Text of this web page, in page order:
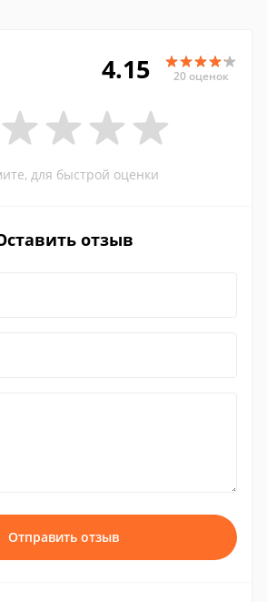
4.15 20 оценок
для быстрой оценки
отзыв
Отправить отзыв